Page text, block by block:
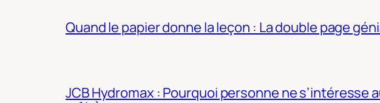
Quand le papier donne la leçon : La double page
JCB Hydromax : Pourquoi personne ne s’intéresse